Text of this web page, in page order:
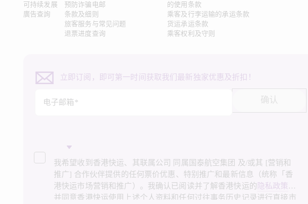
可持续发展
廣告查詢
预防诈骗电邮
条款及细则
旅客服务与常见问题
退票进度查询
的使用条款
乘客及行李运输的承运条款
货运承运条款
乘客权利及守则
立即订阅，即可第一时间获取我们最新独家优惠及折扣！
电子邮箱* 确认
我希望收到香港快运、其联属公司 同属国泰航空集团 及/或其 [营销和
推广] 合作伙伴提供的任何票价优惠、特别推广和最新信息（统称「香
港快运市场营销和推广）。我确认已阅读并了解香港快运的 隐私政策，
并同意香港快运使用上述个人资料和任何过往事务历史记录进行直接市